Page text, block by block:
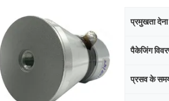
प्रमुखता देना
पैकेजिंग
प्रसव के